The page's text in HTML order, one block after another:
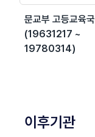
문교부 고등교육국
(19631217 ~
19780314)
이후기관